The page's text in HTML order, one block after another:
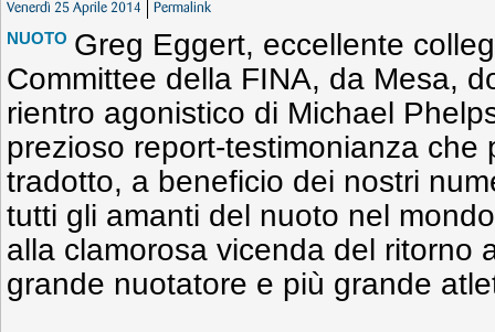
Venerdì 25 Aprile 2014 Permalink
NUOTO Greg Eggert, eccellente
Committee della FINA, da Mesa,
rientro agonistico di Michael
prezioso report-testimonianza che
tradotto, a beneficio dei nostri
tutti gli amanti del nuoto nel
alla clamorosa vicenda del ritorno
grande nuotatore e più grande